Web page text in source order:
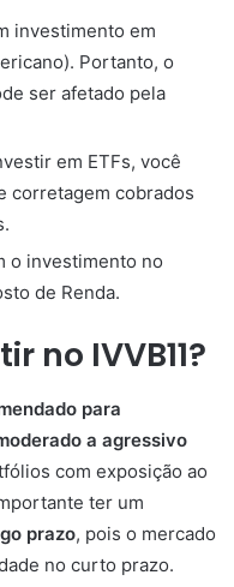
investimento em
Portanto, o
ser afetado pela
em ETFs, você
corretagem cobrados
o investimento no
de Renda.
no IVVB11?
para
a agressivo
com exposição ao
ter um
prazo, pois o mercado
no curto prazo.